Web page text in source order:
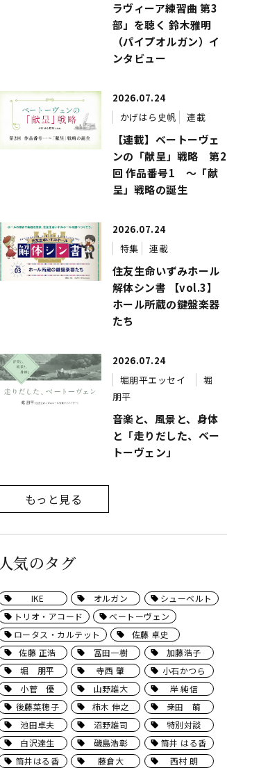
ラヴィーア練習曲 第3
部」を聴く 鈴木雅明
（パイプオルガン）イ
ンタビュー
2026.07.24
かげはら史帆
連載
【連載】ベートーヴェ
ンの「献呈」戦略 第2
回 作品番号1 ～「献
呈」戦略の誕生
2026.07.24
特集
連載
住友生命いずみホール
解体シン書 【vol.3】
ホール所蔵の鍵盤楽器
たち
2026.07.24
堀朋平エッセイ
堀
朋平
音楽と、風景と、身体
と「走りだした、ベー
トーヴェン」
もっと見る
人気のタグ
IKE オルガン
シューベルト
トリオ・アコード
ベートーヴェン
ロータス・カルテット
佐藤 卓史
佐藤 正浩
冨田一樹
加藤浩子
堀 朋平
寺西 肇
小石かつら
小菅 優
山野雄大
岸 純信
後藤菜穂子
柿木 伸之
桒田 萌
池田卓夫
沼野雄司
特別対談
白沢達生
磯島浩彰
筒井 はる香
筒井はる香
藤倉大
西村 朗